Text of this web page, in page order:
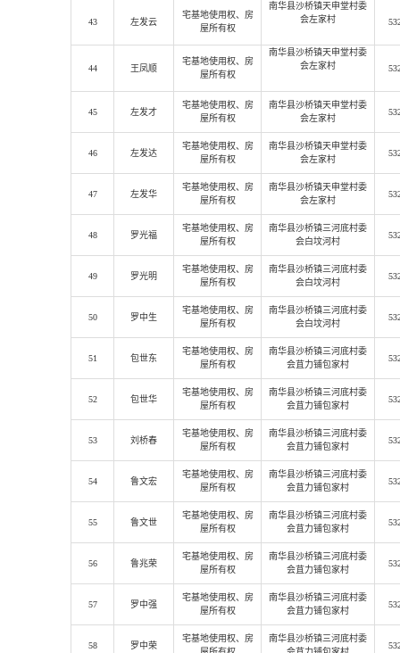
43 左发云
宅基地使用权、房
屋所有权
南华县沙桥镇天申堂村委
会左家村
44 王凤顺
宅基地使用权、房
屋所有权
南华县沙桥镇天申堂村委
会左家村
45 左发才
宅基地使用权、房
屋所有权
南华县沙桥镇天申堂村委
会左家村
46 左发达
宅基地使用权、房
屋所有权
南华县沙桥镇天申堂村委
会左家村
47 左发华
宅基地使用权、房
屋所有权
南华县沙桥镇天申堂村委
会左家村
48 罗光福
宅基地使用权、房
屋所有权
南华县沙桥镇三河底村委
会白坟河村
49 罗光明
宅基地使用权、房
屋所有权
南华县沙桥镇三河底村委
会白坟河村
50 罗中生
宅基地使用权、房
屋所有权
南华县沙桥镇三河底村委
会白坟河村
51 包世东
宅基地使用权、房
屋所有权
南华县沙桥镇三河底村委
会苴力铺包家村
52 包世华
宅基地使用权、房
屋所有权
南华县沙桥镇三河底村委
会苴力铺包家村
53 刘桥春
宅基地使用权、房
屋所有权
南华县沙桥镇三河底村委
会苴力铺包家村
54 鲁文宏
宅基地使用权、房
屋所有权
南华县沙桥镇三河底村委
会苴力铺包家村
55 鲁文世
宅基地使用权、房
屋所有权
南华县沙桥镇三河底村委
会苴力铺包家村
56 鲁兆荣
宅基地使用权、房
屋所有权
南华县沙桥镇三河底村委
会苴力铺包家村
57 罗中强
宅基地使用权、房
屋所有权
南华县沙桥镇三河底村委
会苴力铺包家村
58 罗中荣
宅基地使用权、房
南华县沙桥镇三河底村委